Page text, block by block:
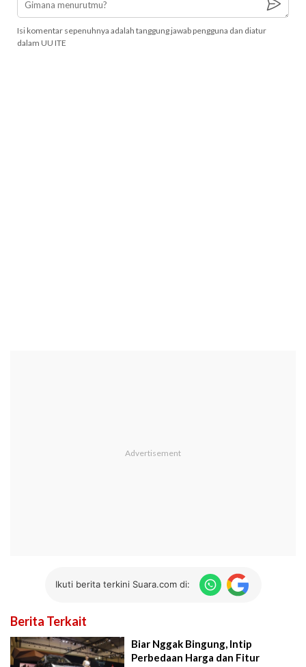
Isi komentar sepenuhnya adalah tanggung jawab pengguna dan diatur
dalam UU ITE
Ikuti berita terkini Suara.com di:
Berita Terkait
Biar Nggak Bingung, Intip
Perbedaan Harga dan Fitur